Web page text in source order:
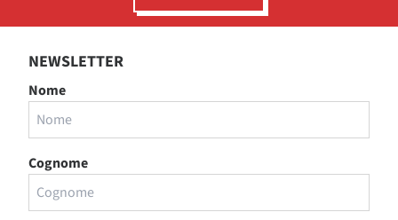
NEWSLETTER
Nome
Cognome